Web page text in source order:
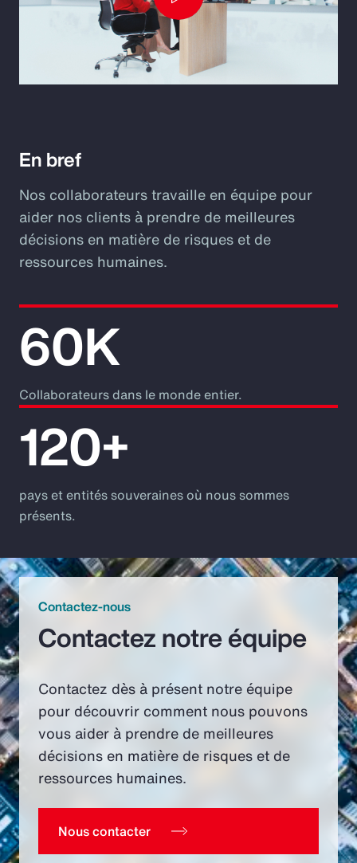
Play
En bref
Nos collaborateurs travaille en équipe pour
aider nos clients à prendre de meilleures
décisions en matière de risques et de
ressources humaines.
60K
Collaborateurs dans le monde entier.
120+
pays et entités souveraines où nous sommes
présents.
Contactez-nous
Contactez notre équipe
Contactez dès à présent notre équipe
pour découvrir comment nous pouvons
vous aider à prendre de meilleures
décisions en matière de risques et de
ressources humaines.
Nous contacter